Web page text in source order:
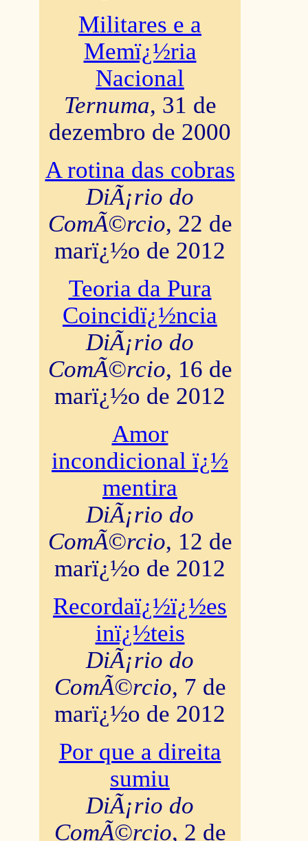
Militares e a
Memï¿½ria
Nacional
Ternuma, 31 de
dezembro de 2000
A rotina das cobras
DiÃ¡rio do
ComÃ©rcio, 22 de
marï¿½o de 2012
Teoria da Pura
Coincidï¿½ncia
DiÃ¡rio do
ComÃ©rcio, 16 de
marï¿½o de 2012
Amor
incondicional ï¿½
mentira
DiÃ¡rio do
ComÃ©rcio, 12 de
marï¿½o de 2012
Recordaï¿½ï¿½es
inï¿½teis
DiÃ¡rio do
ComÃ©rcio, 7 de
marï¿½o de 2012
Por que a direita
sumiu
DiÃ¡rio do
ComÃ©rcio, 2 de